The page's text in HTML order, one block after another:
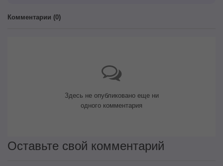
Комментарии (0)
Здесь не опубликовано еще ни
одного комментария
Оставьте свой комментарий